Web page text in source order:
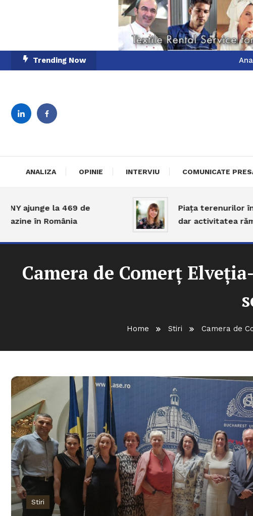
To
Trending Now
TheBizz
ANALIZA OPINIE INTERVIU COMUNICATE
ajunge la 469 de
în România
Piața terenurilor
dar activitatea rămâne
Camera de Comerț
Home Stiri Camera de
Stiri